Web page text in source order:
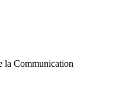
la Communication